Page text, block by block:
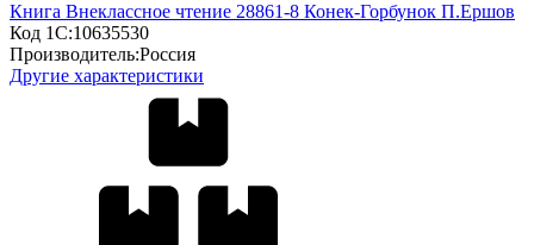
Книга Внеклассное чтение 28861-8 Конек-Горбунок П.Ершов
Код 1С:10635530
Производитель:Россия
Другие характеристики